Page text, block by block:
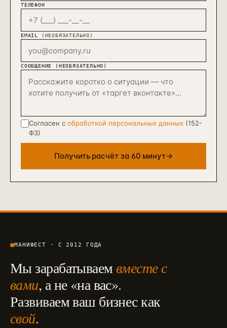
ТЕЛЕФОН
EMAIL (НЕОБЯЗАТЕЛЬНО)
СООБЩЕНИЕ (НЕОБЯЗАТЕЛЬНО)
Согласен с обработкой персональных данных (152-
ФЗ)
Получить расчёт за 60 минут→
МАНИФЕСТ · С 2012 ГОДА
Мы зарабатываемвместе с
вами, а не «на вас».
Развиваем ваш бизнес как
свой.